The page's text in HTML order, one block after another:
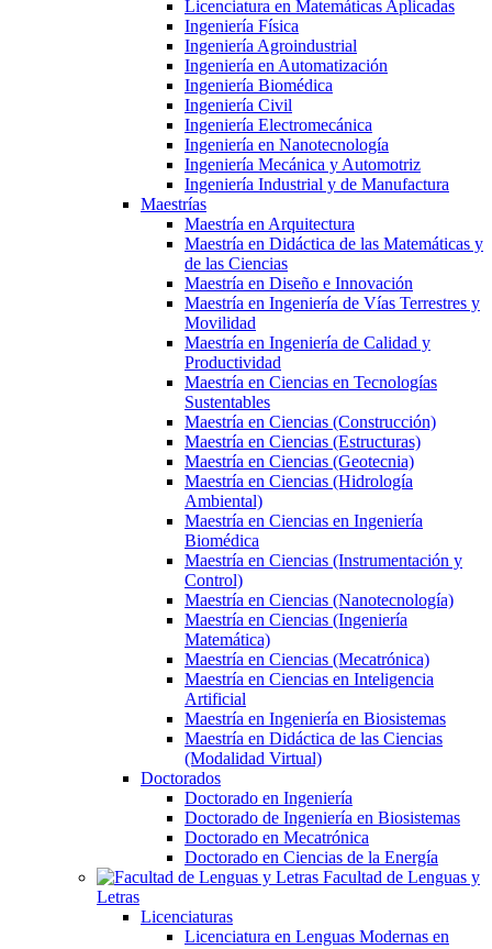
Licenciatura en Matemáticas Aplicadas
Ingeniería Física
Ingeniería Agroindustrial
Ingeniería en Automatización
Ingeniería Biomédica
Ingeniería Civil
Ingeniería Electromecánica
Ingeniería en Nanotecnología
Ingeniería Mecánica y Automotriz
Ingeniería Industrial y de Manufactura
Maestrías
Maestría en Arquitectura
Maestría en Didáctica de las Matemáticas y
de las Ciencias
Maestría en Diseño e Innovación
Maestría en Ingeniería de Vías Terrestres y
Movilidad
Maestría en Ingeniería de Calidad y
Productividad
Maestría en Ciencias en Tecnologías
Sustentables
Maestría en Ciencias (Construcción)
Maestría en Ciencias (Estructuras)
Maestría en Ciencias (Geotecnia)
Maestría en Ciencias (Hidrología
Ambiental)
Maestría en Ciencias en Ingeniería
Biomédica
Maestría en Ciencias (Instrumentación y
Control)
Maestría en Ciencias (Nanotecnología)
Maestría en Ciencias (Ingeniería
Matemática)
Maestría en Ciencias (Mecatrónica)
Maestría en Ciencias en Inteligencia
Artificial
Maestría en Ingeniería en Biosistemas
Maestría en Didáctica de las Ciencias
(Modalidad Virtual)
Doctorados
Doctorado en Ingeniería
Doctorado de Ingeniería en Biosistemas
Doctorado en Mecatrónica
Doctorado en Ciencias de la Energía
Facultad de Lenguas y
Letras
Licenciaturas
Licenciatura en Lenguas Modernas en